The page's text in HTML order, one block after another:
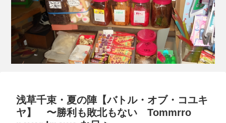
浅草千束・夏の陣【バトル・オブ・コユキ
ヤ】 〜勝利も敗北もない Tommrro